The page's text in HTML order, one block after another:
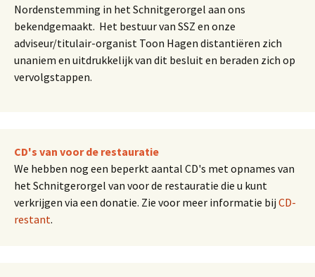
Nordenstemming in het Schnitgerorgel aan ons
bekendgemaakt. Het bestuur van SSZ en onze
adviseur/titulair-organist Toon Hagen distantiëren zich
unaniem en uitdrukkelijk van dit besluit en beraden zich op
vervolgstappen.
CD's van voor de restauratie
We hebben nog een beperkt aantal CD's met opnames van
het Schnitgerorgel van voor de restauratie die u kunt
verkrijgen via een donatie. Zie voor meer informatie bij CD-
restant.